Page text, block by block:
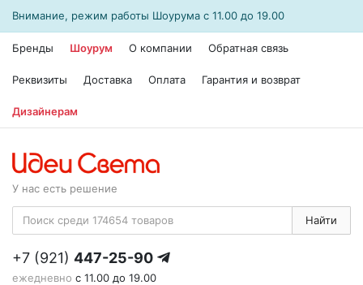
Внимание, режим работы Шоурума с 11.00 до 19.00
Бренды Шоурум О компании Обратная связь
Реквизиты Доставка Оплата Гарантия и возврат
Дизайнерам
У нас есть решение
Найти
+7 (921) 447-25-90
ежедневно с 11.00 до 19.00